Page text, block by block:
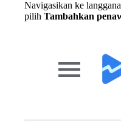
Navigasikan ke
pilih Tambahkan